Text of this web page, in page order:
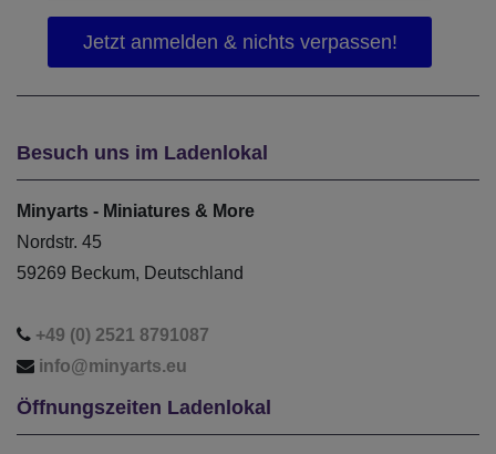
Besuch uns im Ladenlokal
Minyarts - Miniatures & More
Nordstr. 45
59269 Beckum, Deutschland
+49 (0) 2521 8791087
info@minyarts.eu
Öffnungszeiten Ladenlokal